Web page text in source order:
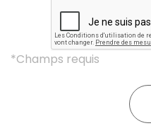
*Champs requis